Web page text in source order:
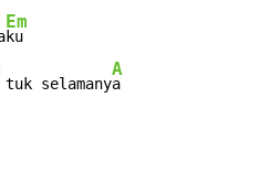
Em
ku
selamany
A